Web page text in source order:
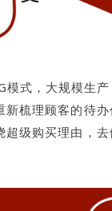
模式，大规模生
新梳理顾客的待
级购买理由，去